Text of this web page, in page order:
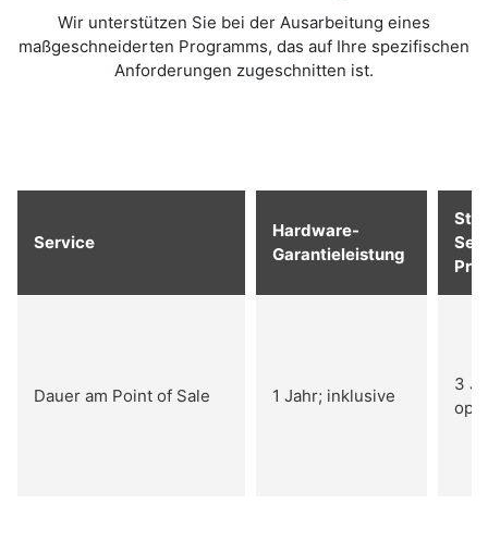
Wir unterstützen Sie bei der Ausarbeitung eines
maßgeschneiderten Programms, das auf Ihre spezifischen
Anforderungen zugeschnitten ist.
Service
Hardware-
Garantieleistung
Dauer am Point of Sale 1 Jahr; inklusive
3